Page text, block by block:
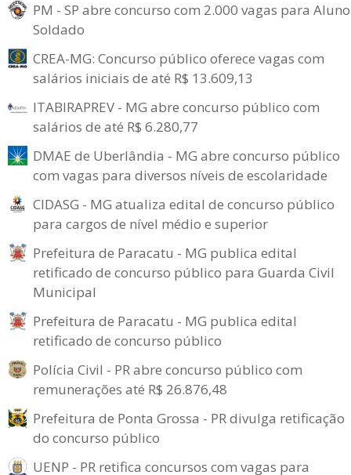
PM - SP abre concurso com 2.000 vagas para
Soldado
CREA-MG: Concurso público oferece vagas com
salários iniciais de até R$ 13.609,13
ITABIRAPREV - MG abre concurso público com
salários de até R$ 6.280,77
DMAE de Uberlândia - MG abre concurso público
com vagas para diversos níveis de escolaridade
CIDASG - MG atualiza edital de concurso público
para cargos de nível médio e superior
Prefeitura de Paracatu - MG publica edital
retificado de concurso público para Guarda Civil
Municipal
Prefeitura de Paracatu - MG publica edital
retificado de concurso público
Polícia Civil - PR abre concurso público com
remunerações até R$ 26.876,48
Prefeitura de Ponta Grossa - PR divulga retificação
do concurso público
UENP - PR retifica concursos com vagas para